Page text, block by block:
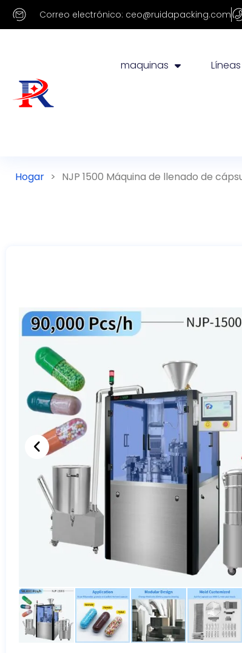
Correo electrónico: ceo@ruidapacking.com
maquinas
Hogar > NJP 1500 Máquina de llenado de